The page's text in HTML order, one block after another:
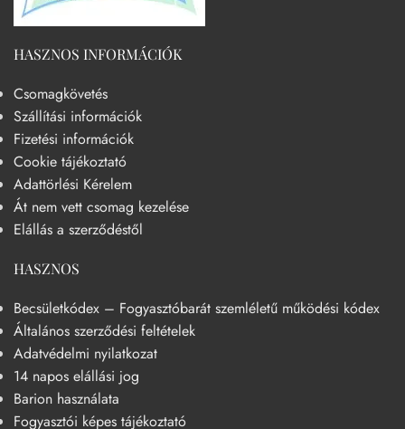
HASZNOS INFORMÁCIÓK
Csomagkövetés
Szállítási információk
Fizetési információk
Cookie tájékoztató
Adattörlési Kérelem
Át nem vett csomag kezelése
Elállás a szerződéstől
HASZNOS
Becsületkódex – Fogyasztóbarát szemléletű működési kódex
Általános szerződési feltételek
Adatvédelmi nyilatkozat
14 napos elállási jog
Barion használata
Fogyasztói képes tájékoztató